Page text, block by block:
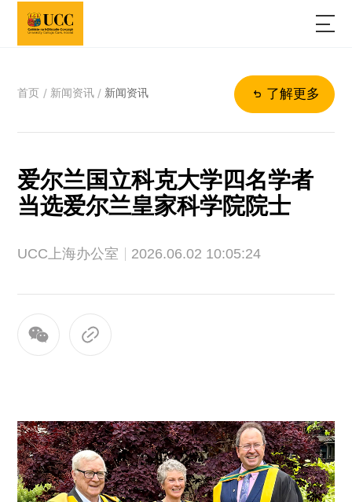
首页 / 新闻资讯 / 新闻资讯 了解更多
爱尔兰国立科克大学四名学者
当选爱尔兰皇家科学院院士
UCC上海办公室 2026.06.02 10:05:24